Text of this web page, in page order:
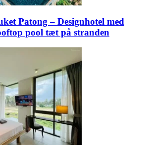
Patong – Designhotel med
pool tæt på stranden